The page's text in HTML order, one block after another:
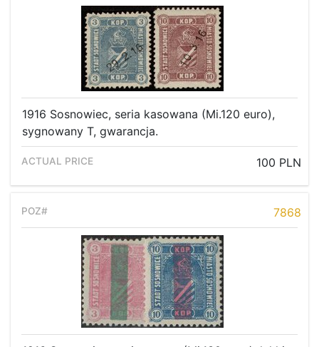
1916 Sosnowiec, seria kasowana (Mi.120 euro),
sygnowany T, gwarancja.
100 PLN
7868